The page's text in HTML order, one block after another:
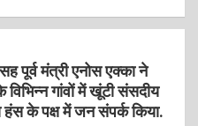
पूर्व मंत्री एनोस एक्का ने
विभिन्न गांवों में खूंटी संसदीय
हंस के पक्ष में जन संपर्क किया.